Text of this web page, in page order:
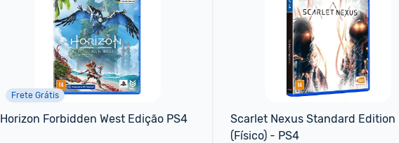
Frete Grátis
Horizon Forbidden West Edição PS4
Scarlet Nexus Standard Edition
(Físico) - PS4